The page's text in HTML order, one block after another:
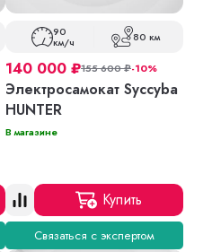
90
км/ч 80 км
140 000 ₽155 600₽-10%
Электросамокат Syccyba
HUNTER
В магазине
Купить
Связаться с экспертом